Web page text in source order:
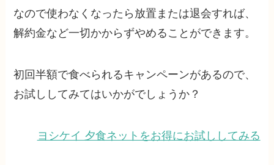
なので使わなくなったら放置または退会すれば、
解約金など一切かからずやめることができます。
初回半額で食べられるキャンペーンがあるので、
お試ししてみてはいかがでしょうか？
ヨシケイ 夕食ネットをお得にお試ししてみる